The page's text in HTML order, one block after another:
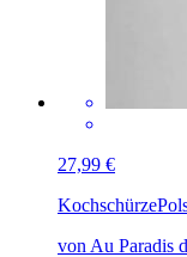
27,99 €
Kochschürze
von Au Paradis